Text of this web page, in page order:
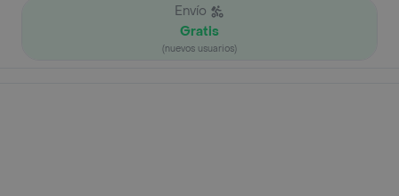
Envío
Gratis
(nuevos usuarios)